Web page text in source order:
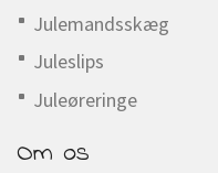
Julemandsskæg
Juleslips
Juleøreringe
Om os